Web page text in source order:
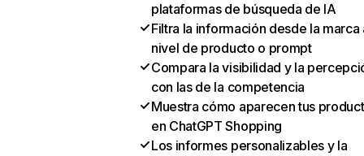
plataformas de búsqueda de IA
Filtra la información desde la marca
nivel de producto o prompt
Compara la visibilidad y la
con las de la competencia
Muestra cómo aparecen tus
en ChatGPT Shopping
Los informes personalizables y la